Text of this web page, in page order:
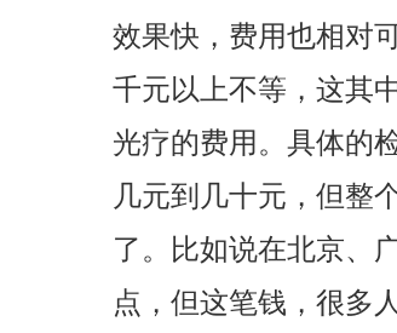
效果快，费用也相对
千元以上不等，这其
光疗的费用。具体的
几元到几十元，但整
了。比如说在北京、
点，但这笔钱，很多